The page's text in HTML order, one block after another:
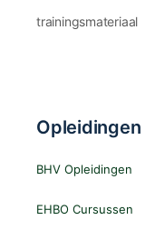
trainingsmateriaal
Opleidingen
BHV Opleidingen
EHBO Cursussen